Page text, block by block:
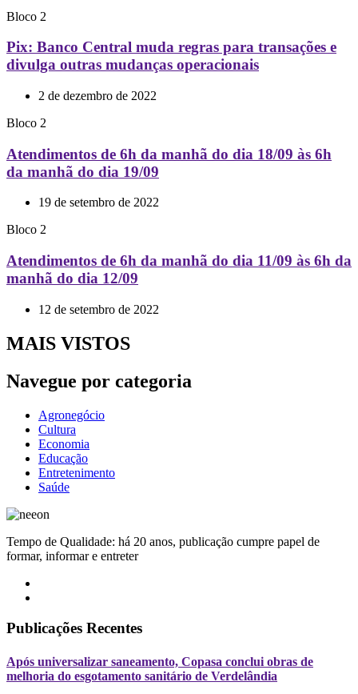
Bloco 2
Pix: Banco Central muda regras para transações e
divulga outras mudanças operacionais
2 de dezembro de 2022
Bloco 2
Atendimentos de 6h da manhã do dia 18/09 às 6h
da manhã do dia 19/09
19 de setembro de 2022
Bloco 2
Atendimentos de 6h da manhã do dia 11/09 às 6h da
manhã do dia 12/09
12 de setembro de 2022
MAIS VISTOS
Navegue por categoria
Agronegócio
Cultura
Economia
Educação
Entretenimento
Saúde
Tempo de Qualidade: há 20 anos, publicação cumpre papel de
formar, informar e entreter
Publicações Recentes
Após universalizar saneamento, Copasa conclui obras de
melhoria do esgotamento sanitário de Verdelândia